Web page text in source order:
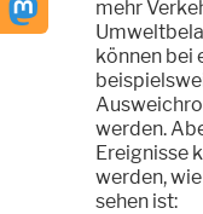
mehr
können bei
werden.
Ereignisse
werden,
sehen ist: